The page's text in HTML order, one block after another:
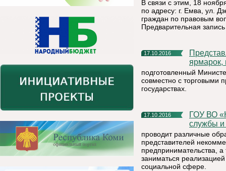
В связи с этим, 18
по адресу: г. Емва, ул.
граждан по правовым
Предварительная
17.10.2016
Представляем перечень наиболее значимых выставок и
ярмарок,
подготовленный
совместно с торговыми
государствах.
17.10.2016
ГОУ ВО «Коми республиканская академия государственной
службы и
проводит различные
представителей
предпринимательства,
заниматься
социальной сфере.